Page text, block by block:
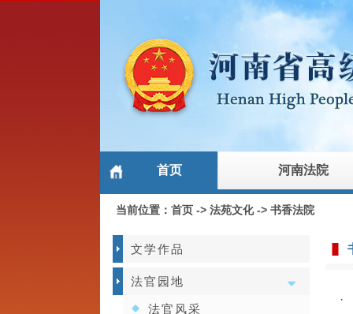
首页 河南法院
当前位置： 首页-> 法苑文化-> 书香法院
文学作品
法官园地
法官风采
·